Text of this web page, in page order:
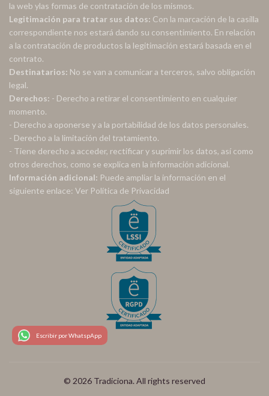
la web ylas formas de contratación de los mismos.
Legitimación para tratar sus datos: Con la marcación de la casilla
correspondiente nos estará dando su consentimiento. En relación
a la contratación de productos la legitimación estará basada en el
contrato.
Destinatarios: No se van a comunicar a terceros, salvo obligación
legal.
Derechos: - Derecho a retirar el consentimiento en cualquier
momento.
- Derecho a oponerse y a la portabilidad de los datos personales.
- Derecho a la limitación del tratamiento.
- Tiene derecho a acceder, rectificar y suprimir los datos, así como
otros derechos, como se explica en la información adicional.
Información adicional: Puede ampliar la información en el
siguiente enlace: Ver Política de Privacidad
© 2026 Tradiciona. All rights reserved
Escribir por WhatspApp